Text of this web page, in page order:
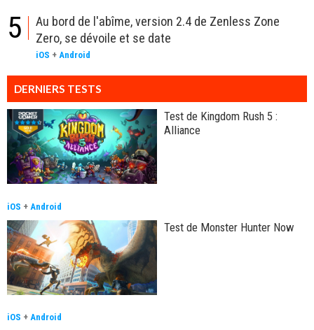
5
Au bord de l'abîme, version 2.4 de Zenless Zone
Zero, se dévoile et se date
iOS + Android
DERNIERS TESTS
Test de Kingdom Rush 5 :
Alliance
iOS + Android
Test de Monster Hunter Now
iOS + Android